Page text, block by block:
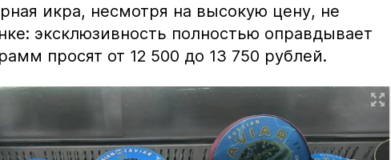
икра, несмотря на высокую цену, не
эксклюзивность полностью оправдывает
просят от 12 500 до 13 750 рублей.